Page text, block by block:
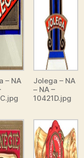
– NA
Jolega – NA
– NA –
10421D.jpg